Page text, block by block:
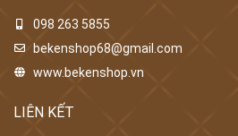
098 263 5855
bekenshop68@gmail.com
www.bekenshop.vn
LIÊN KẾT